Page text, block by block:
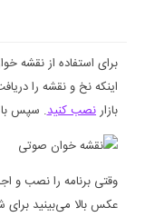
برای استفاده از نقشه
اینکه نخ و نقشه را
بازارنصب کنید. سپس با
وقتی برنامه را نصب و
عکس بالا می‌بینید برای